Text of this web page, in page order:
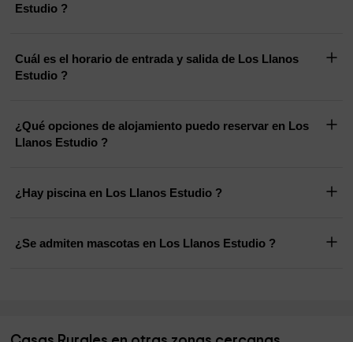
Estudio ?
Cuál es el horario de entrada y salida de Los Llanos
Estudio ?
¿Qué opciones de alojamiento puedo reservar en Los
Llanos Estudio ?
¿Hay piscina en Los Llanos Estudio ?
¿Se admiten mascotas en Los Llanos Estudio ?